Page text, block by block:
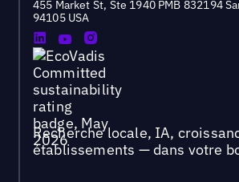
455 Market St, Ste 1940 PMB 832194
94105 USA
Recherche locale, IA,
établissements — dans votre